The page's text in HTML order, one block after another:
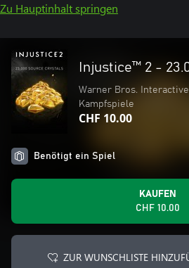
Zu Hauptinhalt springen
Injustice™ 2 -
Warner Bros.
Kampfspiele
CHF 10.00
Benötigt ein Spiel
KAUFEN
CHF 10.00
ZUR WUNSCHLISTE